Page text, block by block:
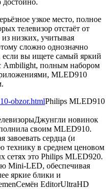
узкое место, полное
телевизор отстаёт от
низких, учитывая
сложно однозначно
если вы ищете самый яркий
Ambilight, полным набором
MLED910
obzor.htmlPhilips MLED910
Джунгли новинок
своим MLED910.
завоевать сердца (и
технику в среднем ценовом
сетях это Philips MLED920.
Mini-LED, обеспечивая
яркие блики и
Семён EditorUltraHD